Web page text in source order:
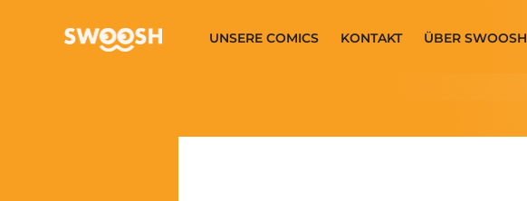
UNSERE COMICS
KONTAKT ÜBER SWOOSH